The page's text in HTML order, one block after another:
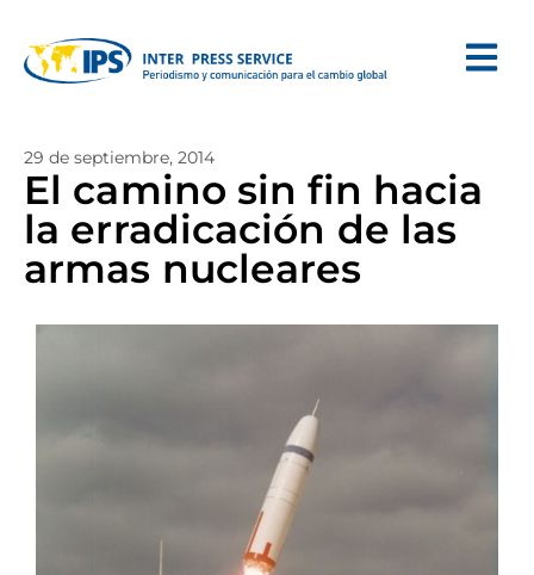
29 de septiembre, 2014
El camino sin fin hacia
la erradicación de las
armas nucleares